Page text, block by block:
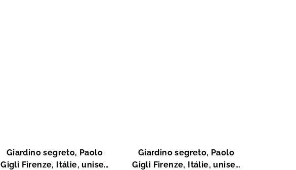
Giardino segreto, Paolo
Gigli Firenze, Itálie, unisex
Giardino segreto, Paolo
Gigli Firenze, Itálie, unisex